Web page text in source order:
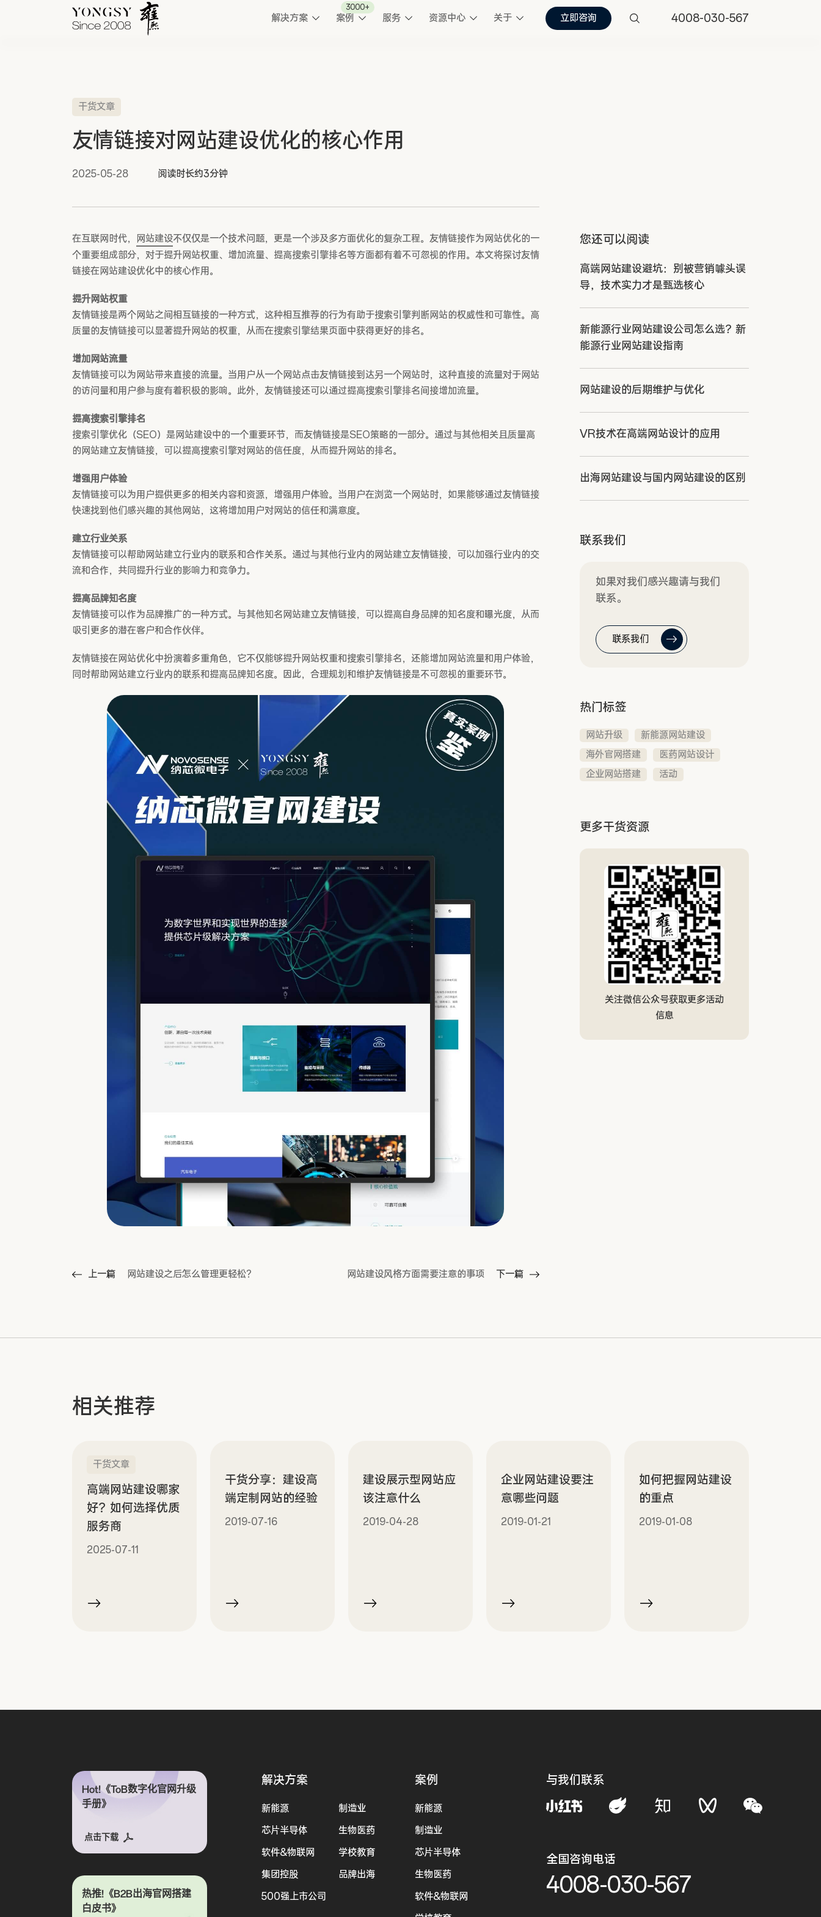
解决方案 案例
3000+
服务 资源中心 关于 立即咨询
快速链接
新能源案例
我们的业务
4008-030-567
干货文章
友情链接对网站建设优化的核心作用
2025-05-28 阅读时长约3分钟
在互联网时代， 网站建设不仅仅是一个技术问题，更是一个涉及多方面优化的复杂工程。友情链接作为网站优化的一
个重要组成部分，对于提升网站权重、增加流量、提高搜索引擎排名等方面都有着不可忽视的作用。本文将探讨友情
链接在网站建设优化中的核心作用。
提升网站权重
友情链接是两个网站之间相互链接的一种方式，这种相互推荐的行为有助于搜索引擎判断网站的权威性和可靠性。高
质量的友情链接可以显著提升网站的权重，从而在搜索引擎结果页面中获得更好的排名。
增加网站流量
友情链接可以为网站带来直接的流量。当用户从一个网站点击友情链接到达另一个网站时，这种直接的流量对于网站
的访问量和用户参与度有着积极的影响。此外，友情链接还可以通过提高搜索引擎排名间接增加流量。
提高搜索引擎排名
搜索引擎优化（SEO）是网站建设中的一个重要环节，而友情链接是SEO策略的一部分。通过与其他相关且质量高
的网站建立友情链接，可以提高搜索引擎对网站的信任度，从而提升网站的排名。
增强用户体验
友情链接可以为用户提供更多的相关内容和资源，增强用户体验。当用户在浏览一个网站时，如果能够通过友情链接
快速找到他们感兴趣的其他网站，这将增加用户对网站的信任和满意度。
建立行业关系
友情链接可以帮助网站建立行业内的联系和合作关系。通过与其他行业内的网站建立友情链接，可以加强行业内的交
流和合作，共同提升行业的影响力和竞争力。
提高品牌知名度
友情链接可以作为品牌推广的一种方式。与其他知名网站建立友情链接，可以提高自身品牌的知名度和曝光度，从而
吸引更多的潜在客户和合作伙伴。
友情链接在网站优化中扮演着多重角色，它不仅能够提升网站权重和搜索引擎排名，还能增加网站流量和用户体验，
同时帮助网站建立行业内的联系和提高品牌知名度。因此，合理规划和维护友情链接是不可忽视的重要环节。
上一篇 网站建设之后怎么管理更轻松？ 下一篇
网站建设风格方面需要注意的事项
您还可以阅读
高端网站建设避坑：别被营销噱头误
导，技术实力才是甄选核心
新能源行业网站建设公司怎么选？新
能源行业网站建设指南
网站建设的后期维护与优化
VR技术在高端网站设计的应用
出海网站建设与国内网站建设的区别
联系我们
如果对我们感兴趣请与我们
联系。
联系我们
热门标签
网站升级
新能源网站建设
海外官网搭建
医药网站设计
企业网站搭建
活动
更多干货资源
关注微信公众号获取更多活动
信息
相关推荐
干货文章
高端网站建设哪家
好？如何选择优质
服务商
2025-07-11
干货分享：建设高
端定制网站的经验
2019-07-16
建设展示型网站应
该注意什么
2019-04-28
企业网站建设要注
意哪些问题
2019-01-21
如何把握网站建设
的重点
2019-01-08
Hot!《ToB数字化官网升级
手册》
点击下载
热推!《B2B出海官网搭建
白皮书》
解决方案
新能源
制造业
芯片半导体
生物医药
软件&物联网
学校教育
集团控股
品牌出海
500强上市公司
案例
新能源
制造业
芯片半导体
生物医药
软件&物联网
与我们联系
全国咨询电话
4008-030-567